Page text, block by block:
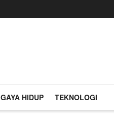
GAYA HIDUP TEKNOLOGI